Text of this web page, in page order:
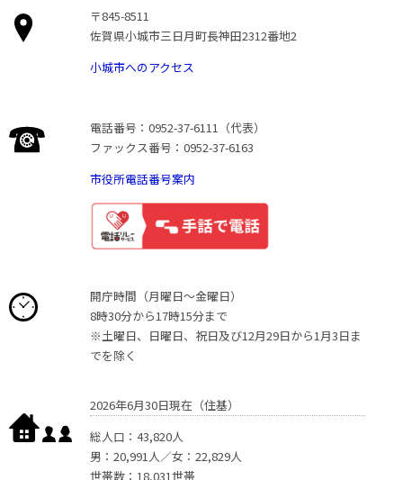
〒845-8511
佐賀県小城市三日月町長神田2312番地2
小城市へのアクセス
電話番号：0952-37-6111（代表）
ファックス番号：0952-37-6163
市役所電話番号案内
開庁時間（月曜日〜金曜日）
8時30分から17時15分まで
※土曜日、日曜日、祝日及び12月29日から1月3日ま
でを除く
2026年6月30日現在（住基）
総人口：43,820人
男：20,991人／女：22,829人
世帯数：18,031世帯